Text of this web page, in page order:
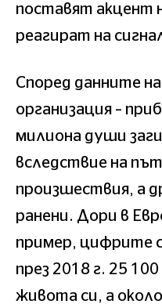
поставят акцент
реагират на
Според данните
организация –
милиона души
вследствие на
произшествия, а
ранени. Дори в
пример, цифрите
през 2018 г. 25
живота си, а